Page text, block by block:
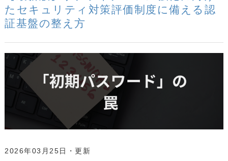
たセキュリティ対策評価制度に備える認
証基盤の整え方
2026年03月25日